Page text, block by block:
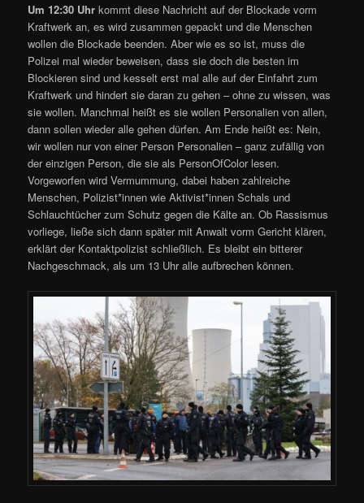
Um 12:30 Uhr kommt diese Nachricht auf der Blockade vorm
Kraftwerk an, es wird zusammen gepackt und die Menschen
wollen die Blockade beenden. Aber wie es so ist, muss die
Polizei mal wieder beweisen, dass sie doch die besten im
Blockieren sind und kesselt erst mal alle auf der Einfahrt zum
Kraftwerk und hindert sie daran zu gehen – ohne zu wissen, was
sie wollen. Manchmal heißt es sie wollen Personalien von allen,
dann sollen wieder alle gehen dürfen. Am Ende heißt es: Nein,
wir wollen nur von einer Person Personalien – ganz zufällig von
der einzigen Person, die sie als PersonOfColor lesen.
Vorgeworfen wird Vermummung, dabei haben zahlreiche
Menschen, Polizist*innen wie Aktivist*innen Schals und
Schlauchtücher zum Schutz gegen die Kälte an. Ob Rassismus
vorliege, ließe sich dann später mit Anwalt vorm Gericht klären,
erklärt der Kontaktpolizist schließlich. Es bleibt ein bitterer
Nachgeschmack, als um 13 Uhr alle aufbrechen können.